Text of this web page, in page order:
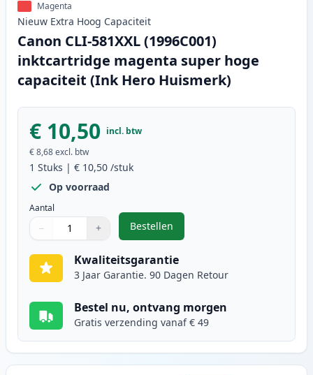
Magenta
Nieuw Extra Hoog Capaciteit
Canon CLI-581XXL (1996C001)
inktcartridge magenta super hoge
capaciteit (Ink Hero Huismerk)
€ 10,50 incl. btw
€ 8,68excl. btw
1 Stuks | € 10,50 /stuk
Op voorraad
Aantal
Gebruik de knoppen om aan te passen
− +
1
Bestellen
,Canon CLI-581XXL (1996C001)
Kwaliteitsgarantie
3 Jaar Garantie. 90 Dagen Retour
Bestel nu, ontvang morgen
Gratis verzending vanaf € 49